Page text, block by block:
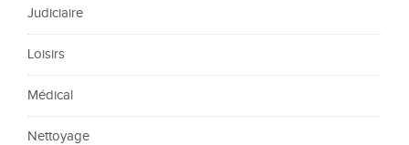
Judiciaire
Loisirs
Médical
Nettoyage